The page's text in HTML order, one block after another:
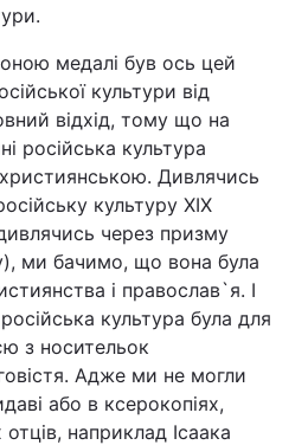
медалі був ось цей
культури від
відхід, тому що на
російська культура
Дивлячись
культуру ХІХ
через призму
ми бачимо, що вона була
і православ`я. І
культура була для
з носительок
Адже ми не могли
або в ксерокопіях,
наприклад Ісаака